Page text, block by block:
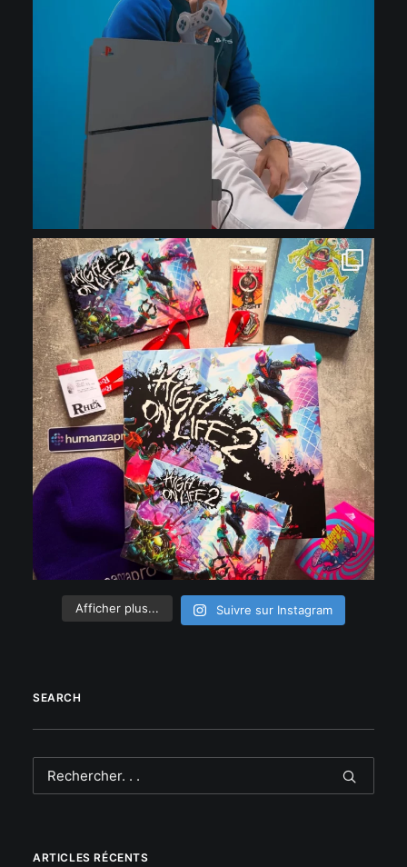
Afficher plus... Suivre sur Instagram
SEARCH
ARTICLES RÉCENTS